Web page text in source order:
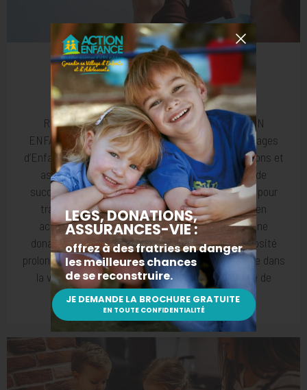
Transmettre
Reconnue d’utilité publique, la Fondation ACTION
ENFANCE (anciennement Mouvement pour les Villages
d’Enfants), est habilitée à recevoir des legs, donations et
assurances-vie en exonération totale de droits de
succession. De nombreuses possibilités existent pour
transmettre tout ou partie de votre patrimoine en
accomplissant un geste solidaire. Par un legs, une
donation, un contrat d’assurance-vie, votre générosité
prolonge vos valeurs et laisse une empreinte durable dans
la vie de celles et ceux qui construiront le monde de
demain.